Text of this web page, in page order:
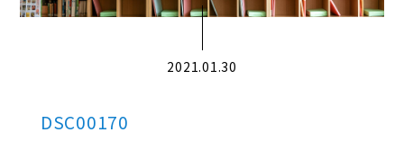
2021.01.30
DSC00170